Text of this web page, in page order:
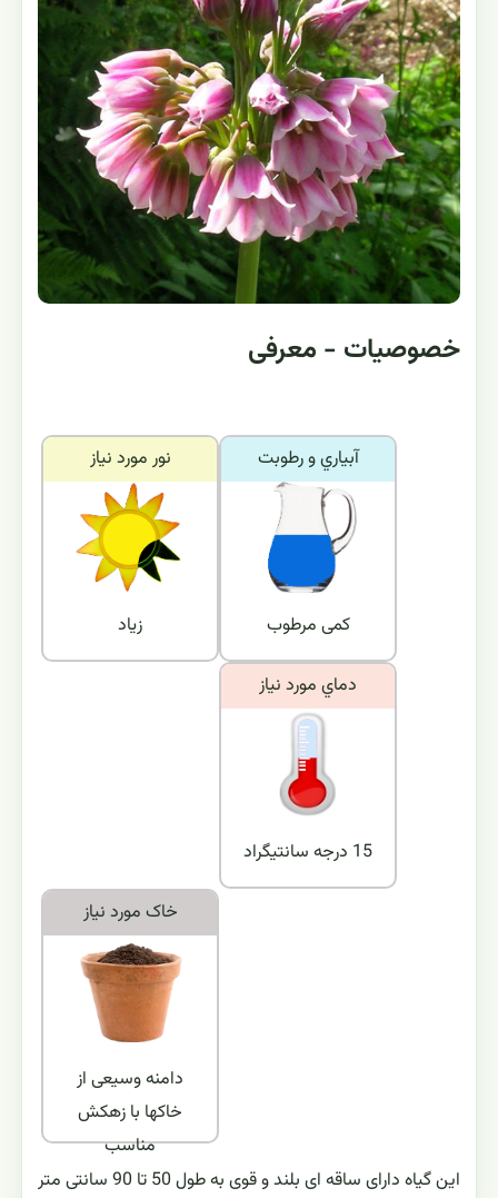
خصوصیات - معرفی
نور مورد نياز
زیاد
آبياري و رطوبت
کمی مرطوب
دماي مورد نياز
15 درجه سانتیگراد
خاک مورد نياز
دامنه وسیعی از
خاکها با زهکش
مناسب
این گیاه دارای ساقه ای بلند و قوی به طول 50 تا 90 سانتی متر